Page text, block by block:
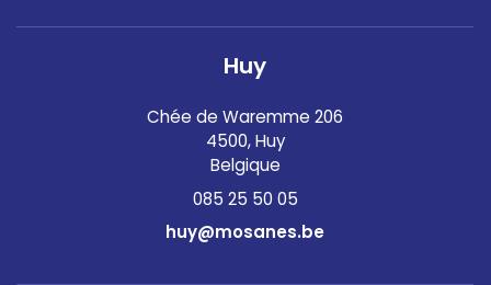
Huy
Chée de Waremme 206
4500, Huy
Belgique
085 25 50 05
huy@mosanes.be